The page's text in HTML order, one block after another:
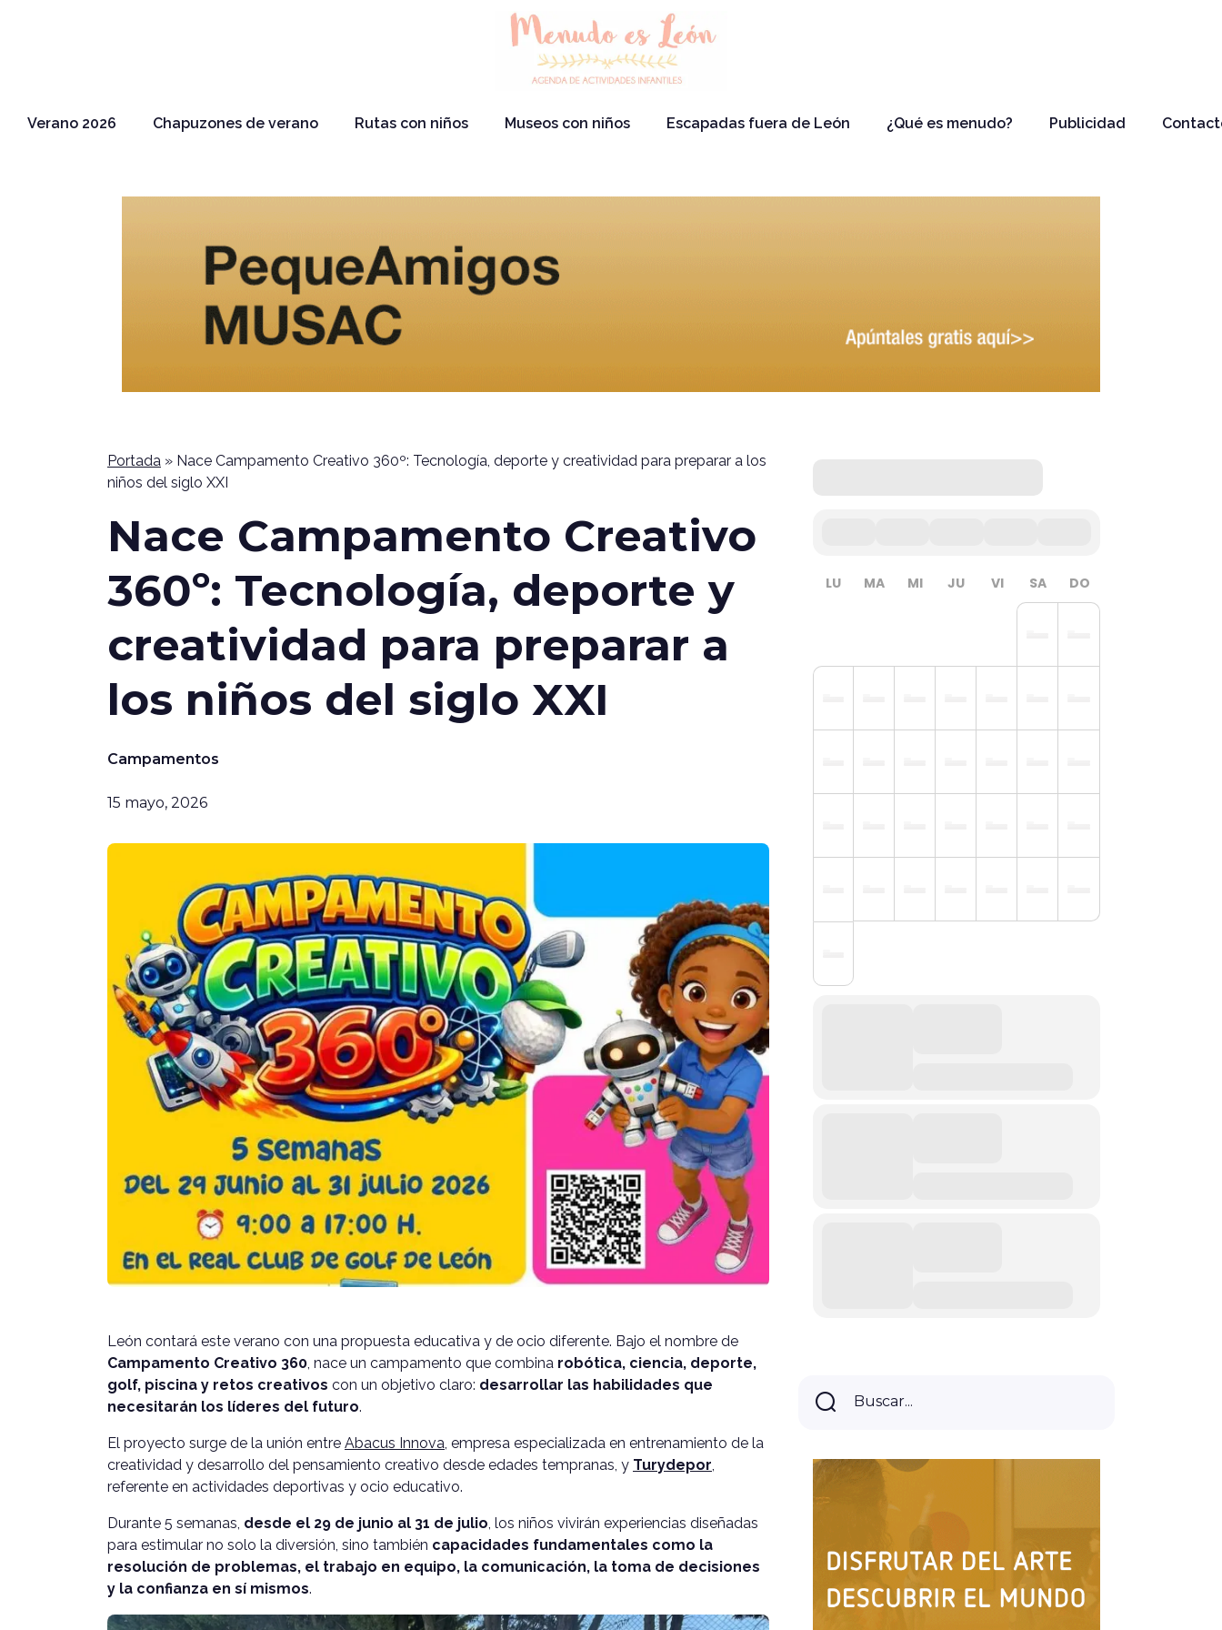
Verano 2026 Chapuzones de verano Rutas con niños Museos con niños Escapadas fuera de León ¿Qué es menudo? Publicidad
Portada » Nace Campamento Creativo 360º: Tecnología, deporte y creatividad para preparar a los
niños del siglo XXI
Nace Campamento Creativo
360º: Tecnología, deporte y
creatividad para preparar a
los niños del siglo XXI
Campamentos
15 mayo, 2026
León contará este verano con una propuesta educativa y de ocio diferente. Bajo el nombre de
Campamento Creativo 360, nace un campamento que combina robótica, ciencia, deporte,
golf, piscina y retos creativos con un objetivo claro: desarrollar las habilidades que
necesitarán los líderes del futuro.
El proyecto surge de la unión entre Abacus Innova, empresa especializada en entrenamiento de la
creatividad y desarrollo del pensamiento creativo desde edades tempranas, y Turydepor,
referente en actividades deportivas y ocio educativo.
Durante 5 semanas, desde el 29 de junio al 31 de julio, los niños vivirán experiencias diseñadas
para estimular no solo la diversión, sino también capacidades fundamentales como la
resolución de problemas, el trabajo en equipo, la comunicación, la toma de decisiones
y la confianza en sí mismos.
LU MA MI JU VI SA DO
Buscar...
Buscar